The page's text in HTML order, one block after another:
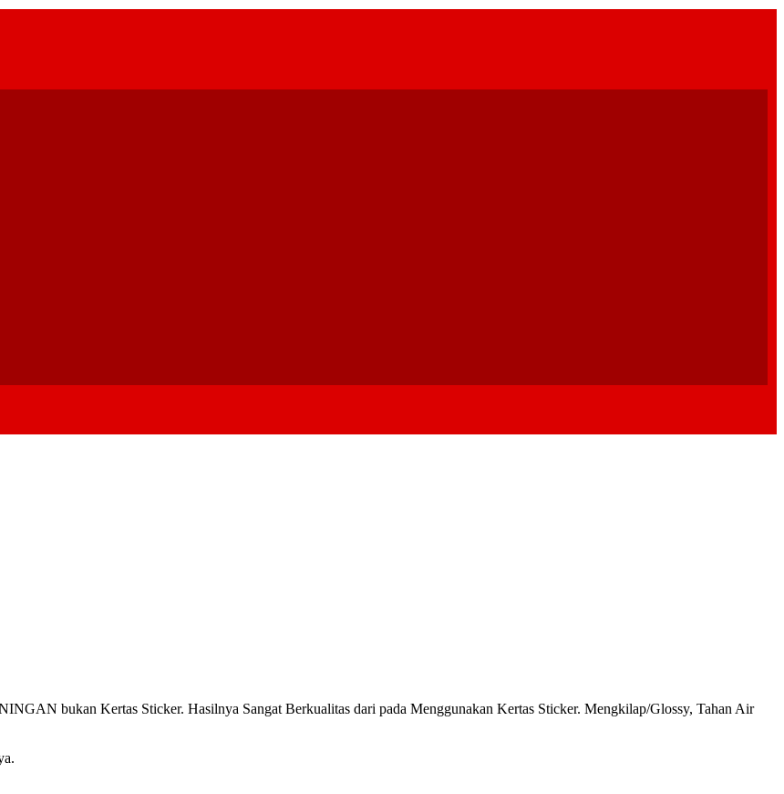
bukan Kertas Sticker. Hasilnya Sangat Berkualitas dari pada Menggunakan Kertas Sticker. Mengkilap/Glossy, Tahan Air